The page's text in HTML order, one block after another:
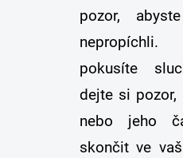
pozor,
pokusíte
dejte si pozor,
nebo jeho
skončit ve